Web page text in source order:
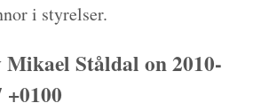
i styrelser.
Ståldal on 2010-